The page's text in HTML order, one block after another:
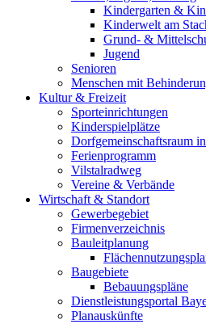
Kindergarten &
Kinderwelt am
Grund- &
Jugend
Senioren
Menschen mit
Kultur & Freizeit
Sporteinrichtungen
Kinderspielplätze
Dorfgemeinschaftsraum
Ferienprogramm
Vilstalradweg
Vereine & Verbände
Wirtschaft & Standort
Gewerbegebiet
Firmenverzeichnis
Bauleitplanung
Baugebiete
Bebauungspläne
Dienstleistungsportal
Planauskünfte